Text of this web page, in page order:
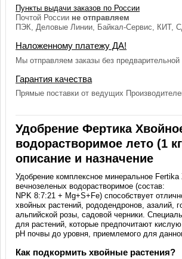
Пункты выдачи заказов по России
Почтой России не отправляем
ПЭК, Деловые Линии, Байкал-Сервис, КИТ,
Наложенному платежу ДА!
Мы отправляем заказы без предварительной
Гарантия качества
Прямые поставки от ведущих
Удобрение Фертика
водорастворимое лето (1
описание и назначение
Удобрение комплексное минеральное
вечнозеленых водорастворимое (состав:
NPK 8:7:21 + Mg+S+Fe) способствует
хвойных растений, рододендронов, азалий,
альпийской розы, садовой черники.
для растений, которые предпочитают
рН почвы до уровня, приемлемого для
Как подкормить хвойные растения?